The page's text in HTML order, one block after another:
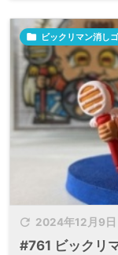
 2024年12月9日
 ビックリマン消し
#761 ビックリ